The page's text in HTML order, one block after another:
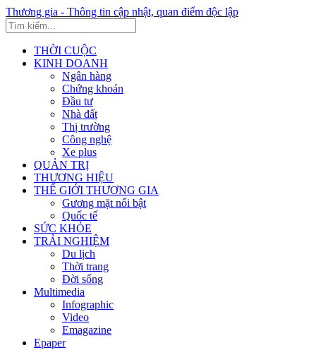
Thương gia - Thông tin cập nhật, quan điểm độc lập
THỜI CUỘC
KINH DOANH
Ngân hàng
Chứng khoán
Đầu tư
Nhà đất
Thị trường
Công nghệ
Xe plus
QUẢN TRỊ
THƯƠNG HIỆU
THẾ GIỚI THƯƠNG GIA
Gương mặt nổi bật
Quốc tế
SỨC KHỎE
TRẢI NGHIỆM
Du lịch
Thời trang
Đời sống
Multimedia
Infographic
Video
Emagazine
Epaper